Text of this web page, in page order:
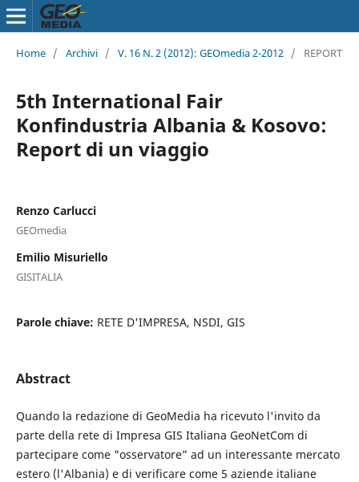
Home / Archivi / V. 16 N. 2 (2012): GEOmedia 2-2012 / REPORT
5th International Fair
Konfindustria Albania & Kosovo:
Report di un viaggio
Renzo Carlucci
GEOmedia
Emilio Misuriello
GISITALIA
Parole chiave: RETE D'IMPRESA, NSDI, GIS
Abstract
Quando la redazione di GeoMedia ha ricevuto l'invito da
parte della rete di Impresa GIS Italiana GeoNetCom di
partecipare come "osservatore” ad un interessante mercato
estero (l'Albania) e di verificare come 5 aziende italiane